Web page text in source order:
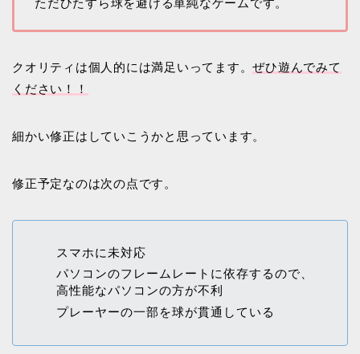
ただひたすら球を避ける単純なゲームです。
クオリティは個人的には満足いってます。ぜひ遊んでみて
ください！！
細かい修正はしていこうかと思っています。
修正予定なのは次の点です。
スマホに未対応
パソコンのフレームレートに依存するので、
高性能なパソコンの方が不利
プレーヤーの一部を球が貫通している